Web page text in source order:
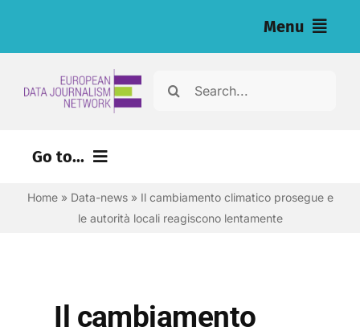
Menu
Cerca
Go to...
Home» Data-news» Il cambiamento climatico prosegue e
le autorità locali reagiscono lentamente
Il cambiamento